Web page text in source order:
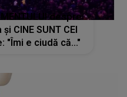
despre
CINE SUNT CEI
"Îmi e ciudă că..."